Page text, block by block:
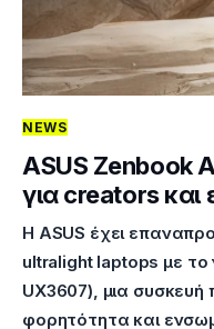
How To
Blog
NEWS
ASUS Zenbook
για creators και
Η ASUS έχει
ultralight laptops με το
UX3607), μια συσκευή
φορητότητα και